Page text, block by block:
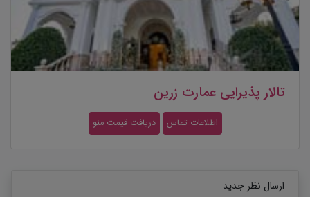
تالار پذیرایی عمارت زرین
اطلاعات تماس دریافت قیمت منو
ارسال نظر جدید